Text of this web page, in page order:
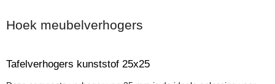
Hoek meubelverhogers
Tafelverhogers kunststof 25x25